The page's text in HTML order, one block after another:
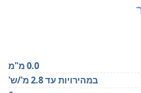
0.0 מ"מ
במהירויות עד 2.8 מ'/ש'